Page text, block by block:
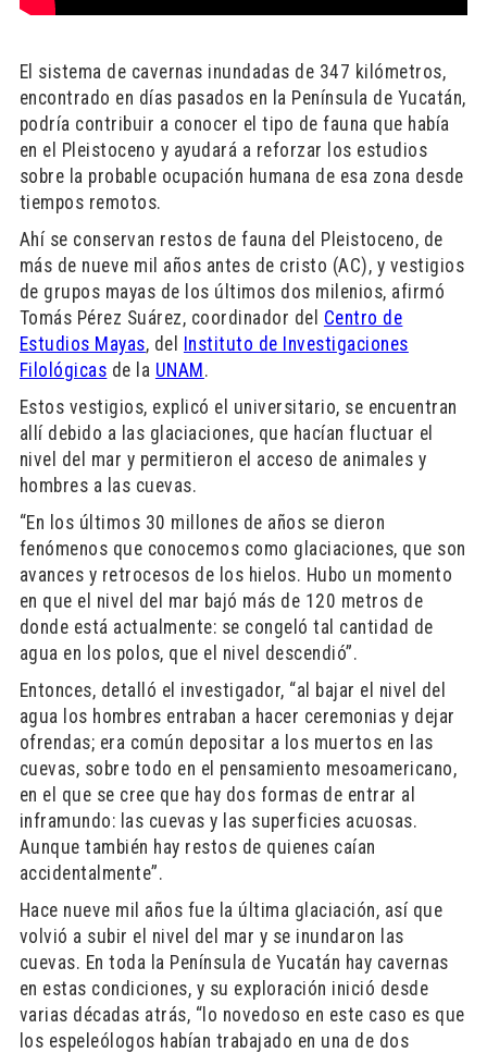
El sistema de cavernas inundadas de 347 kilómetros,
encontrado en días pasados en la Península de Yucatán,
podría contribuir a conocer el tipo de fauna que había
en el Pleistoceno y ayudará a reforzar los estudios
sobre la probable ocupación humana de esa zona desde
tiempos remotos.
Ahí se conservan restos de fauna del Pleistoceno, de
más de nueve mil años antes de cristo (AC), y vestigios
de grupos mayas de los últimos dos milenios, afirmó
Tomás Pérez Suárez, coordinador del Centro de
Estudios Mayas, del
Instituto de Investigaciones
Filológicas de la UNAM .
Estos vestigios, explicó el universitario, se encuentran
allí debido a las glaciaciones, que hacían fluctuar el
nivel del mar y permitieron el acceso de animales y
hombres a las cuevas.
“En los últimos 30 millones de años se dieron
fenómenos que conocemos como glaciaciones, que son
avances y retrocesos de los hielos. Hubo un momento
en que el nivel del mar bajó más de 120 metros de
donde está actualmente: se congeló tal cantidad de
agua en los polos, que el nivel descendió”.
Entonces, detalló el investigador, “al bajar el nivel del
agua los hombres entraban a hacer ceremonias y dejar
ofrendas; era común depositar a los muertos en las
cuevas, sobre todo en el pensamiento mesoamericano,
en el que se cree que hay dos formas de entrar al
inframundo: las cuevas y las superficies acuosas.
Aunque también hay restos de quienes caían
accidentalmente”.
Hace nueve mil años fue la última glaciación, así que
volvió a subir el nivel del mar y se inundaron las
cuevas. En toda la Península de Yucatán hay cavernas
en estas condiciones, y su exploración inició desde
varias décadas atrás, “lo novedoso en este caso es que
los espeleólogos habían trabajado en una de dos